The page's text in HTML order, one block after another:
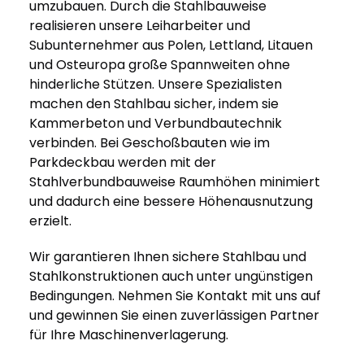
umzubauen. Durch die Stahlbauweise
realisieren unsere Leiharbeiter und
Subunternehmer aus Polen, Lettland, Litauen
und Osteuropa große Spannweiten ohne
hinderliche Stützen. Unsere Spezialisten
machen den Stahlbau sicher, indem sie
Kammerbeton und Verbundbautechnik
verbinden. Bei Geschoßbauten wie im
Parkdeckbau werden mit der
Stahlverbundbauweise Raumhöhen minimiert
und dadurch eine bessere Höhenausnutzung
erzielt.
Wir garantieren Ihnen sichere Stahlbau und
Stahlkonstruktionen auch unter ungünstigen
Bedingungen. Nehmen Sie Kontakt mit uns auf
und gewinnen Sie einen zuverlässigen Partner
für Ihre Maschinenverlagerung.